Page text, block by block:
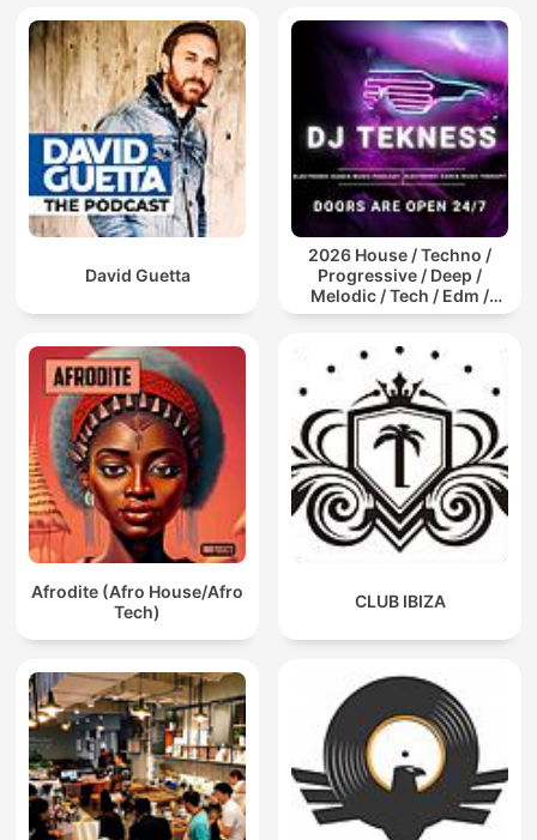
David Guetta
2026 House / Techno /
Progressive / Deep /
Melodic / Tech / Edm /
Afro / ibiza DJ Mix / Set /
Dance Musi
Afrodite (Afro House/Afro
Tech)
CLUB IBIZA